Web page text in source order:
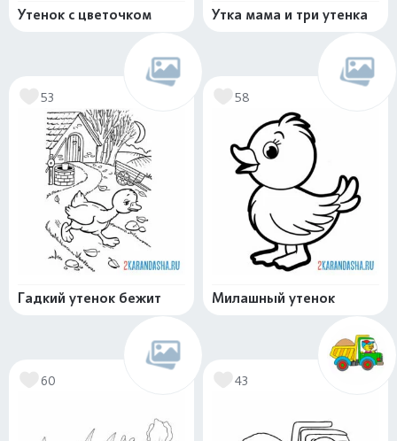
Утенок с цветочком Утка мама и три утенка
53
Гадкий утенок бежит
58
Милашный утенок
60 43